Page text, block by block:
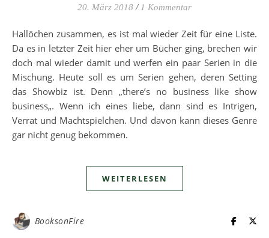
20. März 2018 / 1 Kommentar
Hallöchen zusammen, es ist mal wieder Zeit für eine Liste.
Da es in letzter Zeit hier eher um Bücher ging, brechen wir
doch mal wieder damit und werfen ein paar Serien in die
Mischung. Heute soll es um Serien gehen, deren Setting
das Showbiz ist. Denn „there’s no business like show
business„. Wenn ich eines liebe, dann sind es Intrigen,
Verrat und Machtspielchen. Und davon kann dieses Genre
gar nicht genug bekommen.
WEITERLESEN
BooksonFire